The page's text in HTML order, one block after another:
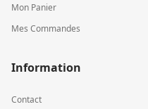
Mon Panier
Mes Commandes
Information
Contact